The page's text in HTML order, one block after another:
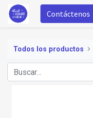
Contáctenos
Todos los productos